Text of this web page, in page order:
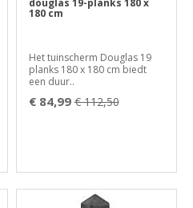
180 cm
Het tuinscherm Douglas 19
planks 180 x 180 cm biedt
een duur..
€ 84,99 € 112,50